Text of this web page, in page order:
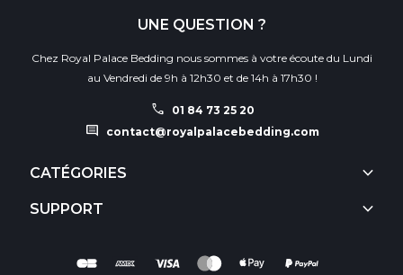
UNE QUESTION ?
Chez Royal Palace Bedding nous sommes à votre écoute du Lundi
au Vendredi de 9h à 12h30 et de 14h à 17h30 !
call 01 84 73 25 20
comment contact@royalpalacebedding.com
CATÉGORIES keyboard_arrow_down
SUPPORT keyboard_arrow_down